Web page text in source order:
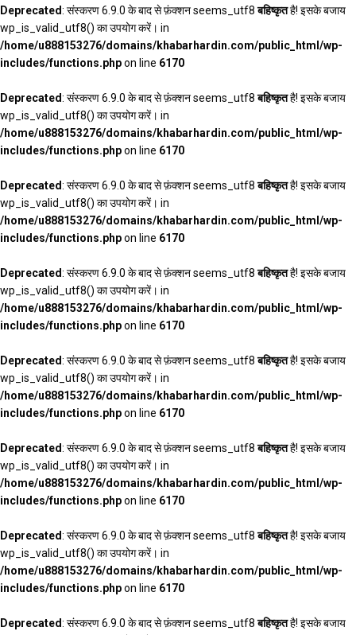
Deprecated: संस्करण 6.9.0 के बाद से फ़ंक्शन seems_utf8बहिष्कृतहै! इसके बजाय
wp_is_valid_utf8() का उपयोग करें। in
/home/u888153276/domains/khabarhardin.com/public_html/wp-
includes/functions.phpon line 6170
Deprecated: संस्करण 6.9.0 के बाद से फ़ंक्शन seems_utf8बहिष्कृतहै! इसके बजाय
wp_is_valid_utf8() का उपयोग करें। in
/home/u888153276/domains/khabarhardin.com/public_html/wp-
includes/functions.phpon line 6170
Deprecated: संस्करण 6.9.0 के बाद से फ़ंक्शन seems_utf8बहिष्कृतहै! इसके बजाय
wp_is_valid_utf8() का उपयोग करें। in
/home/u888153276/domains/khabarhardin.com/public_html/wp-
includes/functions.phpon line 6170
Deprecated: संस्करण 6.9.0 के बाद से फ़ंक्शन seems_utf8बहिष्कृतहै! इसके बजाय
wp_is_valid_utf8() का उपयोग करें। in
/home/u888153276/domains/khabarhardin.com/public_html/wp-
includes/functions.phpon line 6170
Deprecated: संस्करण 6.9.0 के बाद से फ़ंक्शन seems_utf8बहिष्कृतहै! इसके बजाय
wp_is_valid_utf8() का उपयोग करें। in
/home/u888153276/domains/khabarhardin.com/public_html/wp-
includes/functions.phpon line 6170
Deprecated: संस्करण 6.9.0 के बाद से फ़ंक्शन seems_utf8बहिष्कृतहै! इसके बजाय
wp_is_valid_utf8() का उपयोग करें। in
/home/u888153276/domains/khabarhardin.com/public_html/wp-
includes/functions.phpon line 6170
Deprecated: संस्करण 6.9.0 के बाद से फ़ंक्शन seems_utf8बहिष्कृतहै! इसके बजाय
wp_is_valid_utf8() का उपयोग करें। in
/home/u888153276/domains/khabarhardin.com/public_html/wp-
includes/functions.phpon line 6170
Deprecated: संस्करण 6.9.0 के बाद से फ़ंक्शन seems_utf8बहिष्कृतहै! इसके बजाय